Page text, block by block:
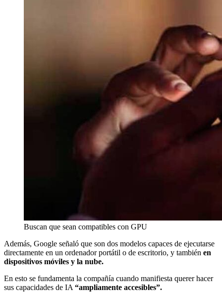
Buscan que sean compatibles con GPU
Además, Google señaló que son dos modelos capaces de ejecutarse
directamente en un ordenador portátil o de escritorio, y también en
dispositivos móviles y la nube.
En esto se fundamenta la compañía cuando manifiesta querer hacer
sus capacidades de IA “ampliamente accesibles”.